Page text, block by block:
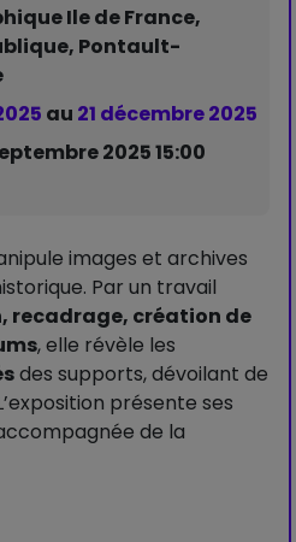
Ile de France,
Pontault-
au 21 décembre 2025
2025 15:00
images et archives
Par un travail
recadrage, création de
, elle révèle les
des supports, dévoilant de
présente ses
de la